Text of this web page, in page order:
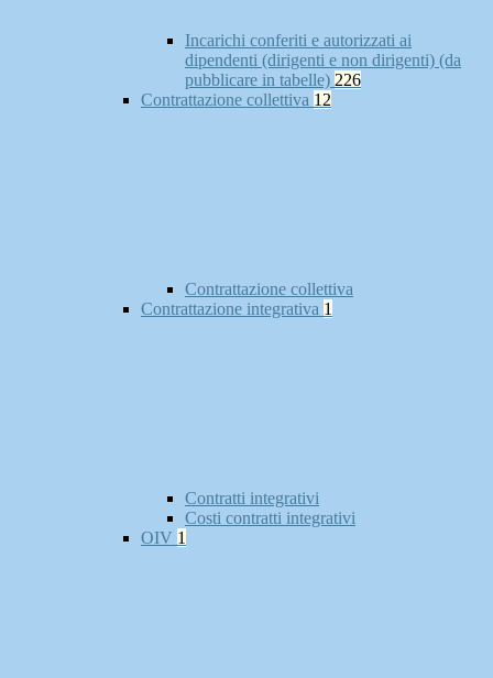
Incarichi conferiti e autorizzati ai
dipendenti (dirigenti e non dirigenti) (da
pubblicare in tabelle) 226
Contrattazione collettiva 12
Contrattazione collettiva
Contrattazione integrativa 1
Contratti integrativi
Costi contratti integrativi
OIV 1